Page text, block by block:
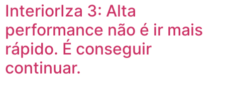
InteriorIza 3: Alta
performance não é ir mais
rápido. É conseguir
continuar.